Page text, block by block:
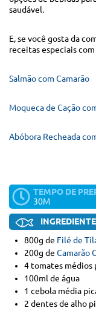
saudável.
E, se você gosta da
receitas especiais
Salmão com Camarão
Moqueca de Cação
Abóbora Recheada
TEMPO DE
30M
800g de Filé de
200g de Camarão
4 tomates médios
100ml de água
1 cebola média
2 dentes de alho